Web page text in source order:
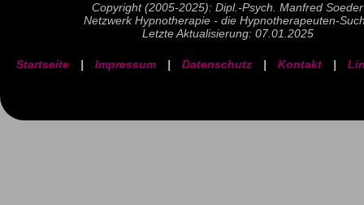
Copyright (2005-2025): Dipl.-Psych. Manfred Soeder
Netzwerk Hypnotherapie - die Hypnotherapeuten-
Letzte Aktualisierung: 07.01.2025
Startseite | Impressum | Datenschutz | Kontakt |